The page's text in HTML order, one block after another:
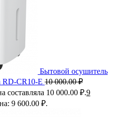
Бытовой осушитель
RD-CR10-E 10 000.00₽
составляла 10 000.00 ₽.9
9 600.00 ₽.